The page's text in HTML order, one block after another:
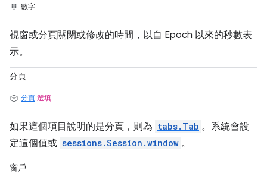
數字
視窗或分頁關閉或修改的時間，以自 Epoch 以來的秒數表
示。
分頁
分頁 選填
如果這個項目說明的是分頁，則為 tabs.Tab 。系統會設
定這個值或 sessions.Session.window 。
窗戶